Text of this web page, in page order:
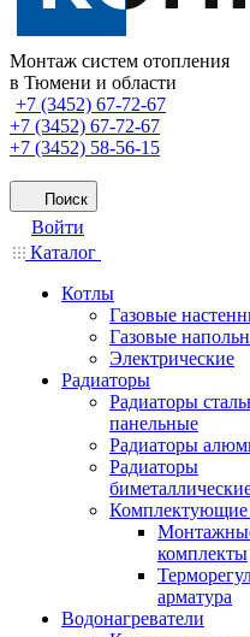
Монтаж систем отопления
в Тюмени и области
+7 (3452) 67-72-67
+7 (3452) 67-72-67
+7 (3452) 58-56-15
Поиск
Войти
Каталог
Котлы
Газовые
Газовые
Электрические
Радиаторы
Радиаторы
панельные
Радиаторы
Радиаторы
Комплектующие
комплекты
арматура
Водонагреватели